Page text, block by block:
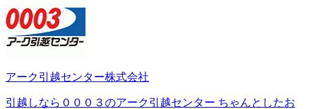
アーク引越センター株式会社
引越しなら０００３のアーク引越センター ちゃんとしたお